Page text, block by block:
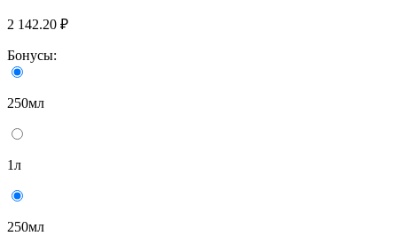
2 142.20 ₽
Бонусы:
250мл
1л
250мл